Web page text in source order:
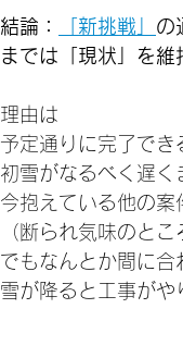
結論： 「新挑戦」 の
までは「現状」を維
理由は
予定通りに完了でき
初雪がなるべく遅
今抱えている他の案
（断られ気味のと
でもなんとか間に合
雪が降ると工事がや